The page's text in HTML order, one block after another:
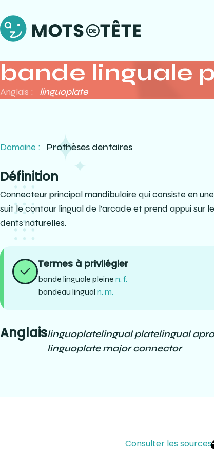
bande linguale
Anglais : linguoplate
Domaine : Prothèses dentaires
Définition
Connecteur principal mandibulaire qui consiste en
suit le contour lingual de l’arcade et prend appui sur
dents naturelles.
Termes à privilégier
bande linguale pleine n. f.
bandeau lingual n. m.
Anglaislinguoplatelingual platelingual
linguoplate major connector
Consulter les sources